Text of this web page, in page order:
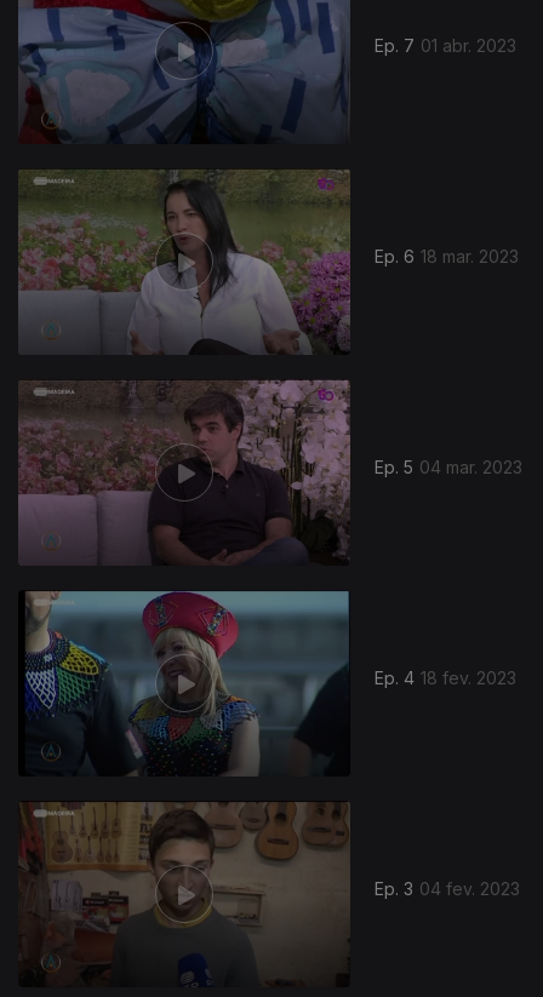
Ep. 7 01 abr. 2023
Ep. 6 18 mar. 2023
Ep. 5 04 mar. 2023
676441
Ep. 4 18 fev. 2023
Ep. 3 04 fev. 2023